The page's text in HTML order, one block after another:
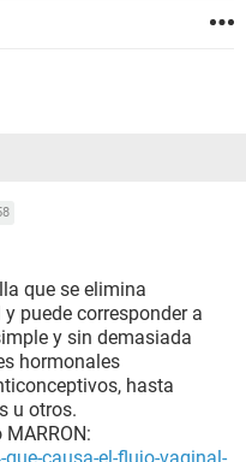
que se elimina
puede corresponder a
y sin demasiada
hormonales
hasta
u otros.